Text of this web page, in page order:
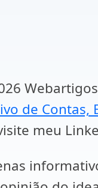
de Contas,
meu